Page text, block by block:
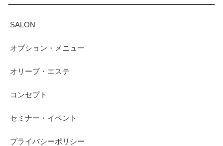
SALON
オプション・メニュー
オリーブ・エステ
コンセプト
セミナー・イベント
プライバシーポリシー